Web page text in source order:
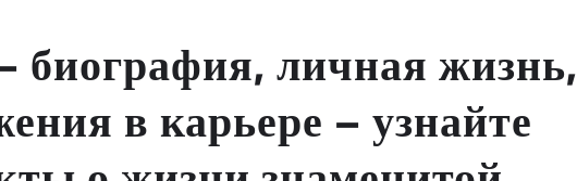
личная жизнь,
в карьере – узнайте